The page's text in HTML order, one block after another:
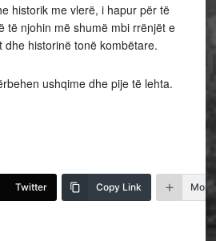
historik me vlerë, i hapur për të
të njohin më shumë mbi rrënjët e
dhe historinë tonë kombëtare.
ushqime dhe pije të lehta.
Twitter Copy Link More